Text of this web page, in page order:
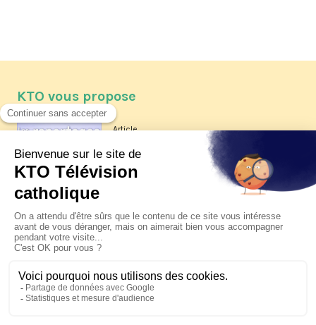
KTO vous propose
Article
Les reportages d'été 2026 de KTO
La visite pastorale du pape Léon
XIV à Assise à suivre sur KTO le
jeudi 6 août
Le pape en Uruguay, Argentine et
Pérou du 6 au 17 novembre 2026